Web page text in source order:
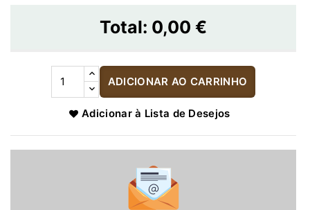
Total: 0,00 €
ADICIONAR AO CARRINHO
Adicionar à Lista de Desejos